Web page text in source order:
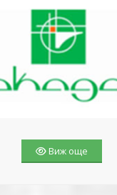
Виж още